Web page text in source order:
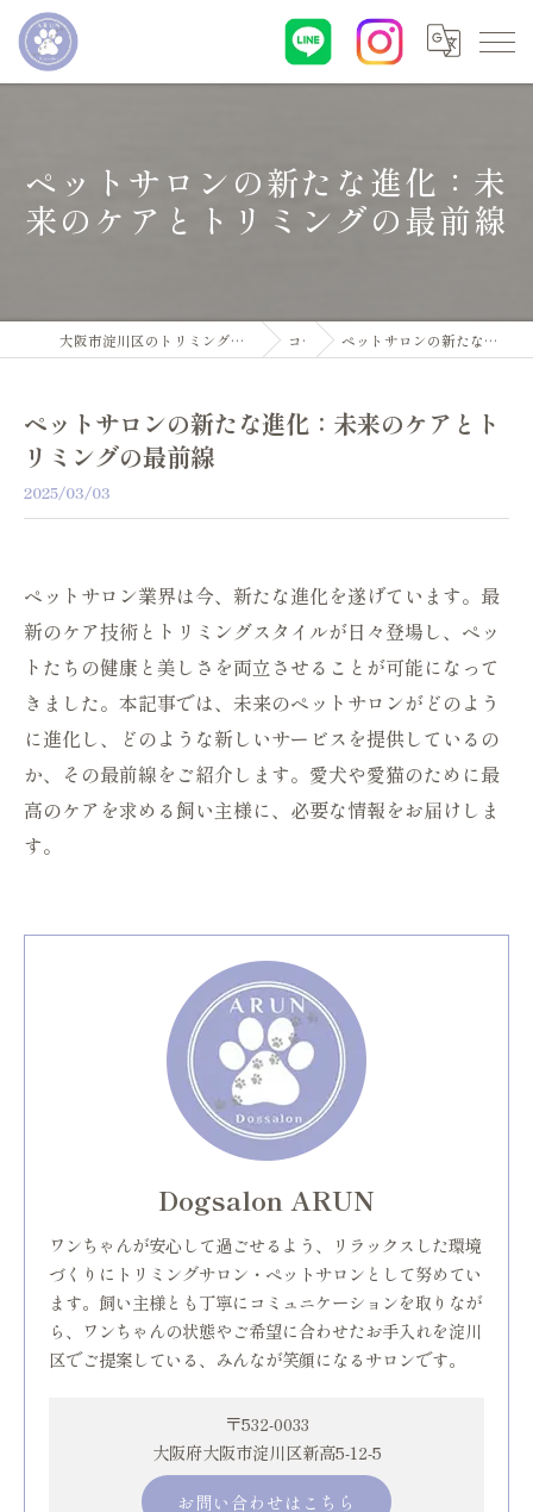
ペットサロンの新たな進化：未
来のケアとトリミングの最前線
大阪市淀川区のトリミングサロン・ペットサロンならDogsalon ARUN コラム ペットサロンの新たな進化：未来のケアとトリミングの最前線
ペットサロンの新たな進化：未来のケアとト
リミングの最前線
2025/03/03
ペットサロン業界は今、新たな進化を遂げています。最
新のケア技術とトリミングスタイルが日々登場し、ペッ
トたちの健康と美しさを両立させることが可能になって
きました。本記事では、未来のペットサロンがどのよう
に進化し、どのような新しいサービスを提供しているの
か、その最前線をご紹介します。愛犬や愛猫のために最
高のケアを求める飼い主様に、必要な情報をお届けしま
す。
Dogsalon ARUN
ワンちゃんが安心して過ごせるよう、リラックスした環境
づくりにトリミングサロン・ペットサロンとして努めてい
ます。飼い主様とも丁寧にコミュニケーションを取りなが
ら、ワンちゃんの状態やご希望に合わせたお手入れを淀川
区でご提案している、みんなが笑顔になるサロンです。
〒532-0033
大阪府大阪市淀川区新高5-12-5
お問い合わせはこちら